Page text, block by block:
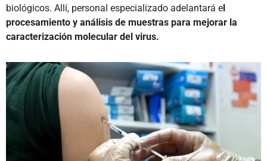
biológicos. Allí, personal especializado adelantará el
procesamiento y análisis de muestras para mejorar la
caracterización molecular del virus.